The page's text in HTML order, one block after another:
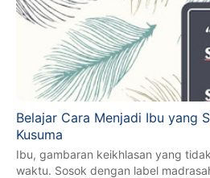
Belajar Cara Menjadi Ibu yang
Kusuma
Ibu, gambaran keikhlasan yang
waktu. Sosok dengan label